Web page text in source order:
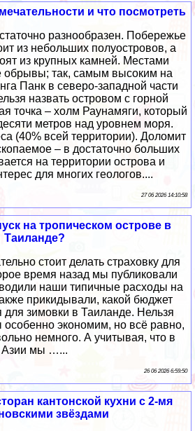
и что посмотреть
разнообразен. Побережье
из небольших полуостровов, а
из крупных камней. Местами
обрывы; так, самым высоким на
Панк в северо-западной части
назвать островом с горной
точка – холм Раунамяги, который
метров над уровнем моря.
(40% всей территории). Доломит
– в достаточно больших
на территории острова и
для многих геологов....
27 06 2026 14:10:58
на тропическом острове в
Таиланде?
стоит делать страховку для
время назад мы публиковали
наши типичные расходы на
прикидывали, какой бюджет
для зимовки в Таиланде. Нельзя
особенно экономим, но всё равно,
немного. А учитывая, что в
Азии мы …...
26 06 2026 6:59:50
кантонской кухни с 2-мя
звёздами